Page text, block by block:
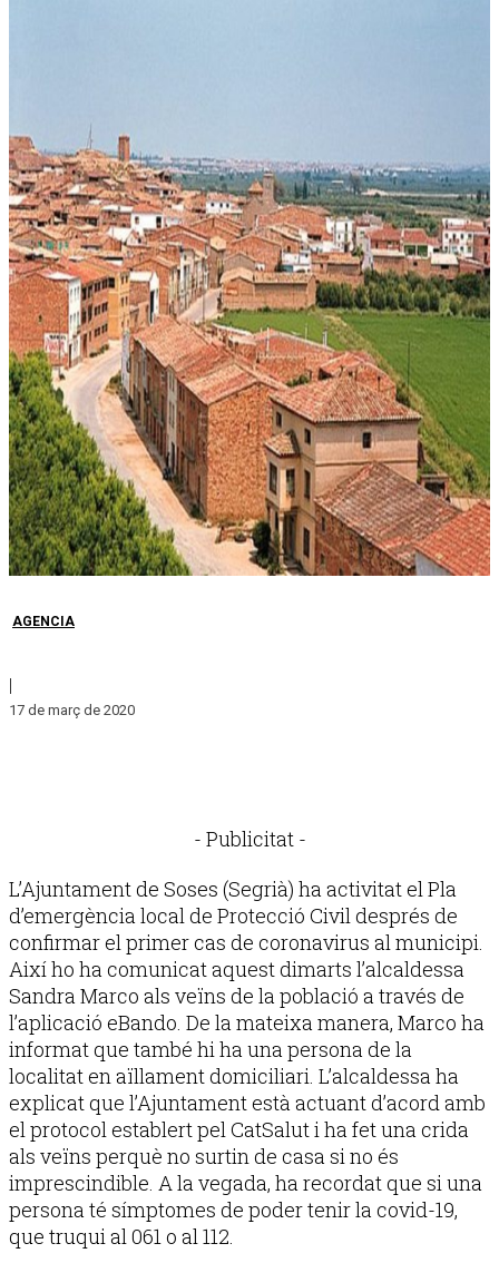
AGENCIA
|
17 de març de 2020
- Publicitat -
L’Ajuntament de Soses (Segrià) ha activitat el Pla
d’emergència local de Protecció Civil després de
confirmar el primer cas de coronavirus al municipi.
Així ho ha comunicat aquest dimarts l’alcaldessa
Sandra Marco als veïns de la població a través de
l’aplicació eBando. De la mateixa manera, Marco ha
informat que també hi ha una persona de la
localitat en aïllament domiciliari. L’alcaldessa ha
explicat que l’Ajuntament està actuant d’acord amb
el protocol establert pel CatSalut i ha fet una crida
als veïns perquè no surtin de casa si no és
imprescindible. A la vegada, ha recordat que si una
persona té símptomes de poder tenir la covid-19,
que truqui al 061 o al 112.